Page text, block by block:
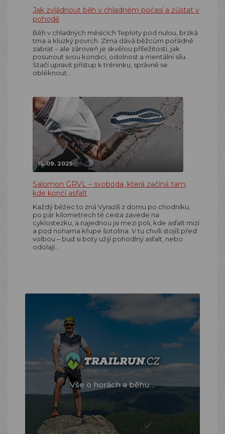
Jak zvládnout běh v chladném počasí a zůstat v
pohodě
Běh v chladných měsících Teploty pod nulou, brzká
tma a kluzký povrch. Zima dává běžcům pořádně
zabrat – ale zároveň je skvělou příležitostí, jak
posunout svou kondici, odolnost a mentální sílu.
Stačí upravit přístup k tréninku, správně se
obléknout…
15. 09. 2025
Salomon GRVL – svoboda, která začíná tam,
kde končí asfalt
Každý běžec to zná Vyrazíš z domu po chodníku,
po pár kilometrech tě cesta zavede na
cyklostezku, a najednou jsi mezi poli, kde asfalt mizí
a pod nohama křupe šotolina. V tu chvíli stojíš před
volbou – buď si boty užijí pohodlný asfalt, nebo
odolají…
Vše o horách a běhu…